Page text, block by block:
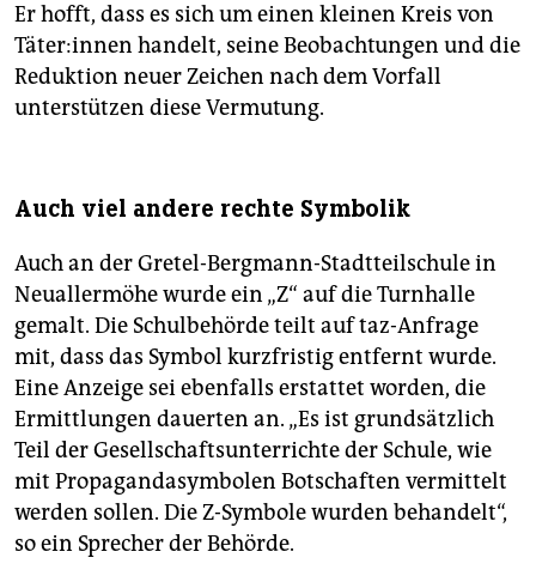
Er hofft, dass es sich um einen kleinen Kreis von
Tä­te­r:in­nen handelt, seine Beobachtungen und die
Reduktion neuer Zeichen nach dem Vorfall
unterstützen diese Vermutung.
Auch viel andere rechte Symbolik
Auch an der Gretel-Bergmann-Stadtteilschule in
Neuallermöhe wurde ein „Z“ auf die Turnhalle
gemalt. Die Schulbehörde teilt auf taz-Anfrage
mit, dass das Symbol kurzfristig entfernt wurde.
Eine Anzeige sei ebenfalls erstattet worden, die
Ermittlungen dauerten an. „Es ist grundsätzlich
Teil der Gesellschaftsunterrichte der Schule, wie
mit Propagandasymbolen Botschaften vermittelt
werden sollen. Die Z-Symbole wurden behandelt“,
so ein Sprecher der Behörde.